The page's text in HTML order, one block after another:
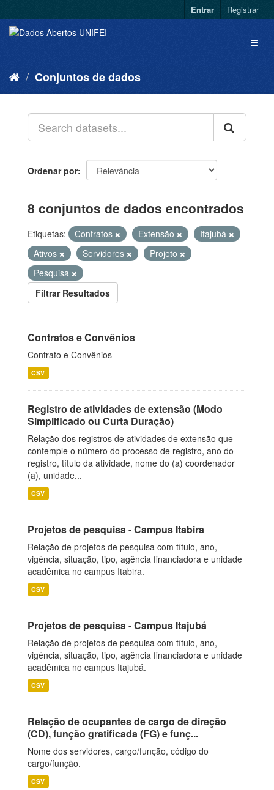
Entrar Registrar
Conjuntos de dados
Ordenar por
8 conjuntos de dados encontrados
Etiquetas: Contratos Extensão
Itajubá
Ativos
Servidores
Projeto
Pesquisa
Filtrar Resultados
Contratos e Convênios
Contrato e Convênios
CSV
Registro de atividades de extensão (Modo
Simplificado ou Curta Duração)
Relação dos registros de atividades de extensão que
contemple o número do processo de registro, ano do
registro, título da atividade, nome do (a) coordenador
(a), unidade...
CSV
Projetos de pesquisa - Campus Itabira
Relação de projetos de pesquisa com título, ano,
vigência, situação, tipo, agência financiadora e unidade
acadêmica no campus Itabira.
CSV
Projetos de pesquisa - Campus Itajubá
Relação de projetos de pesquisa com título, ano,
vigência, situação, tipo, agência financiadora e unidade
acadêmica no campus Itajubá.
CSV
Relação de ocupantes de cargo de direção
(CD), função gratificada (FG) e funç...
Nome dos servidores, cargo/função, código do
cargo/função.
CSV